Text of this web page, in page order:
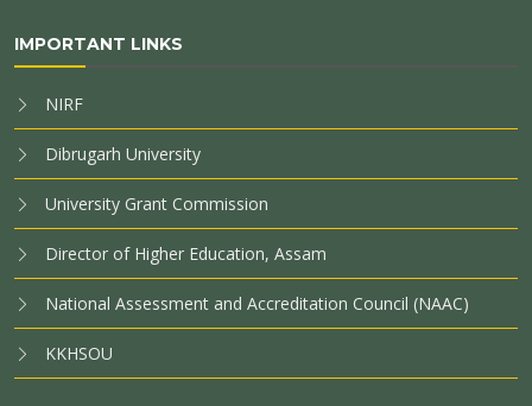
IMPORTANT LINKS
NIRF
Dibrugarh University
University Grant Commission
Director of Higher Education, Assam
National Assessment and Accreditation Council (NAAC)
KKHSOU